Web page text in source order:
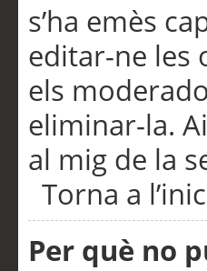
s’ha emès
editar-ne les
els
eliminar-la.
al mig de la
Torna a
Per què no